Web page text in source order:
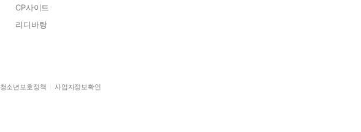
CP사이트
리디바탕
청소년보호정책 사업자정보확인